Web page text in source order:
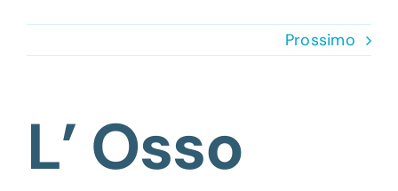
Prossimo
L’ Osso